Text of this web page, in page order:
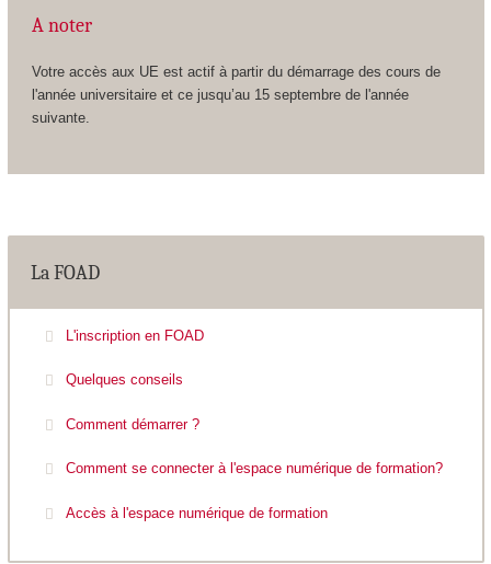
A noter
Votre accès aux UE est actif à partir du démarrage des cours de
l'année universitaire et ce jusqu’au 15 septembre de l'année
suivante.
La FOAD
L'inscription en FOAD
Quelques conseils
Comment démarrer ?
Comment se connecter à l'espace numérique de formation?
Accès à l'espace numérique de formation